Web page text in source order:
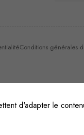
Conditions générales
d'adapter le
Afin que
puissions